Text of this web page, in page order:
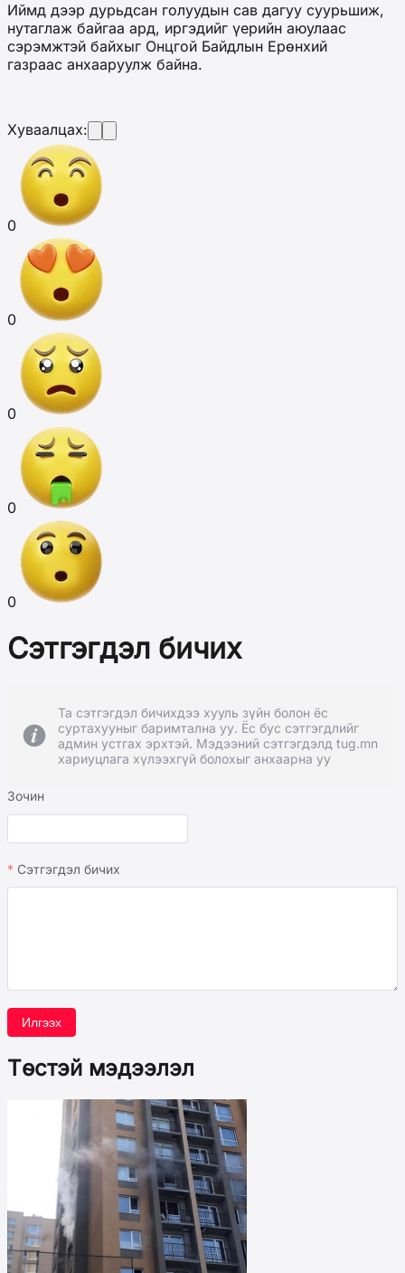
Иймд дээр дурьдсан голуудын сав дагуу суурьшиж,
нутаглаж байгаа ард, иргэдийг үерийн аюулаас
сэрэмжтэй байхыг Онцгой Байдлын Ерөнхий
газраас анхааруулж байна.
Хуваалцах:
0
0
0
0
0
Сэтгэгдэл бичих
Та сэтгэгдэл бичихдээ хууль зүйн болон ёс
суртахууныг баримтална уу. Ёс бус сэтгэгдлийг
админ устгах эрхтэй. Мэдээний сэтгэгдэлд tug.mn
хариуцлага хүлээхгүй болохыг анхаарна уу
Зочин
Сэтгэгдэл бичих
Илгээх
Төстэй мэдээлэл